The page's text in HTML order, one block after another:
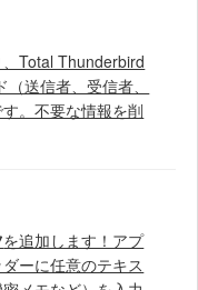
Total Thunderbird
送信者、受信者、
。不要な情報を削
を追加します！アプ
ーに任意のテキス